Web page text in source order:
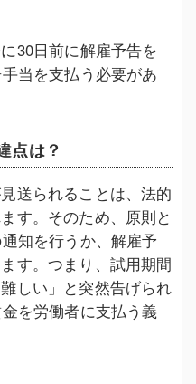
30日前に解雇予告を
当を支払う必要があ
点は？
送られることは、法的
す。そのため、原則と
知を行うか、解雇予
す。つまり、試用期間
しい」と突然告げられ
を労働者に支払う義